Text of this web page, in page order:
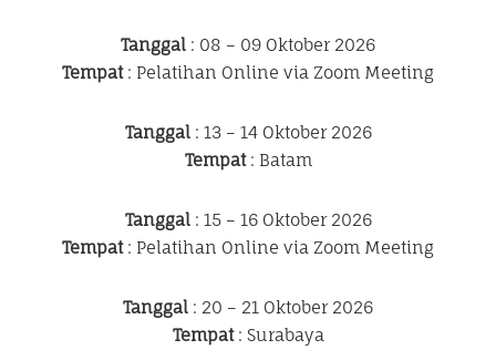
Tanggal : 08 – 09 Oktober 2026
Tempat: Pelatihan Online via Zoom Meeting
Tanggal: 13 – 14 Oktober 2026
Tempat: Batam
Tanggal: 15 – 16 Oktober 2026
Tempat: Pelatihan Online via Zoom Meeting
Tanggal : 20 – 21 Oktober 2026
Tempat: Surabaya